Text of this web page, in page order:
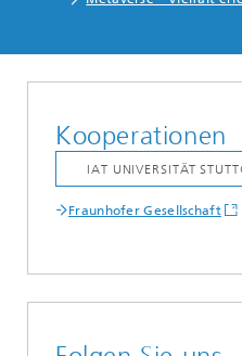
Kooperationen
Fraunhofer Gesellschaft